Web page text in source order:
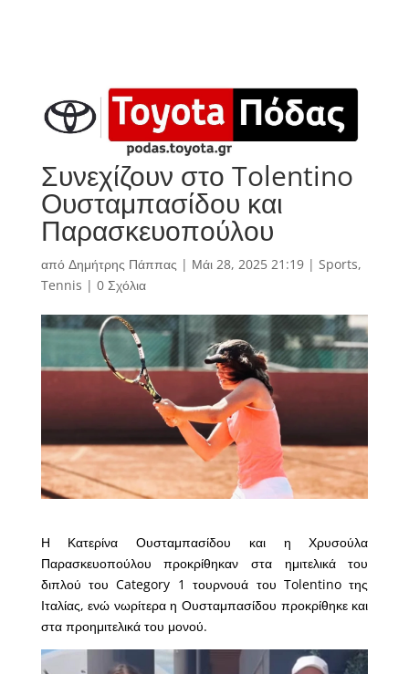
Συνεχίζουν στο Tolentino
Ουσταμπασίδου και
Παρασκευοπούλου
από Δημήτρης Πάππας | Μάι 28, 2025 21:19| Sports,
Tennis | 0 Σχόλια
Η Κατερίνα Ουσταμπασίδου και η Χρυσούλα
Παρασκευοπούλου προκρίθηκαν στα ημιτελικά του
διπλού του Category 1 τουρνουά του Tolentino της
Ιταλίας, ενώ νωρίτερα η Ουσταμπασίδου προκρίθηκε και
στα προημιτελικά του μονού.